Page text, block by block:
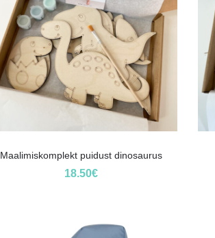
Maalimiskomplekt puidust dinosaurus
18.50€